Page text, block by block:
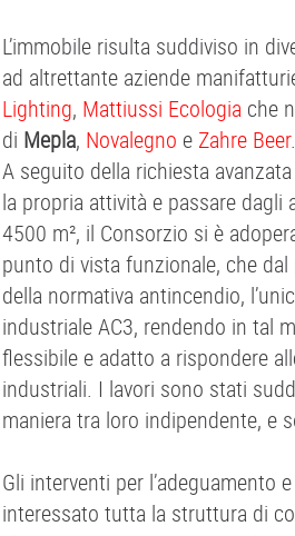
L’immobile risulta suddiviso in
ad altrettante aziende
Lighting, Mattiussi Ecologia che
di Mepla, Novalegno e Zahre Beer.
A seguito della richiesta
la propria attività e passare
4500 m², il Consorzio si è
punto di vista funzionale, che
della normativa antincendio,
industriale AC3, rendendo in tal
flessibile e adatto a rispondere
industriali. I lavori sono stati
maniera tra loro indipendente, e
Gli interventi per l’adeguamento
interessato tutta la struttura di